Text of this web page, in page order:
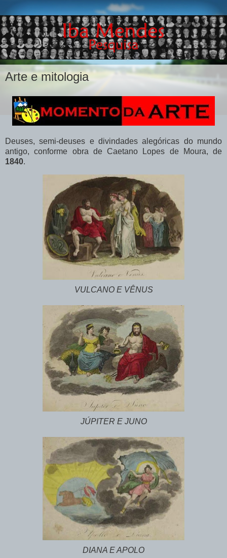
Arte e mitologia
Deuses, semi-deuses e divindades alegóricas do mundo
antigo, conforme obra de Caetano Lopes de Moura, de
1840.
VULCANO E VÊNUS
JÚPITER E JUNO
DIANA E APOLO